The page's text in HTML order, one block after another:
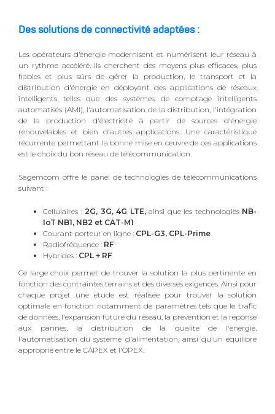
Des solutions de connectivité adaptées :
Les opérateurs d’énergie modernisent et numérisent leur réseau à
un rythme accéléré. Ils cherchent des moyens plus efficaces, plus
fiables et plus sûrs de gérer la production, le transport et la
distribution d'énergie en déployant des applications de réseaux
intelligents telles que des systèmes de comptage intelligents
automatisés (AMI), l'automatisation de la distribution, l'intégration
de la production d'électricité à partir de sources d'énergie
renouvelables et bien d'autres applications. Une caractéristique
récurrente permettant la bonne mise en œuvre de ces applications
est le choix du bon réseau de télécommunication.
Sagemcom offre le panel de technologies de télécommunications
suivant :
Cellulaires : 2G, 3G, 4G LTE,ainsi que les technologies NB-
IoT NB1, NB2 et CAT-M1
Courant porteur en ligne : CPL-G3, CPL-Prime
Radiofréquence : RF
Hybrides : CPL + RF
Ce large choix permet de trouver la solution la plus pertinente en
fonction des contraintes terrains et des diverses exigences. Ainsi pour
chaque projet une étude est réalisée pour trouver la solution
optimale en fonction notamment de paramètres tels que le trafic
de données, l'expansion future du réseau, la prévention et la réponse
aux pannes, la distribution de la qualité de l'énergie,
l'automatisation du système d'alimentation, ainsi qu'un équilibre
approprié entre le CAPEX et l'OPEX.